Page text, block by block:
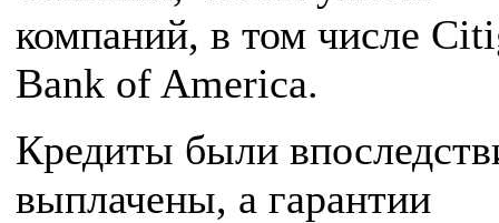
компаний, в том числе
Bank of America.
Кредиты были
выплачены, а гарантии